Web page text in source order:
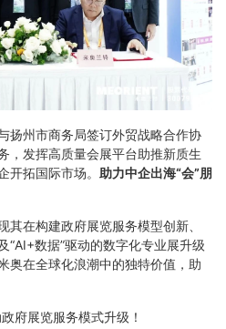
扬州市商务局签订外贸战略合作协
，发挥高质量会展平台助推新质生
开拓国际市场。 助力中企出海“会”朋
在构建政府展览服务模型创新、
“AI+数据”驱动的数字化专业展升级
奥在全球化浪潮中的独特价值，助
府展览服务模式升级！